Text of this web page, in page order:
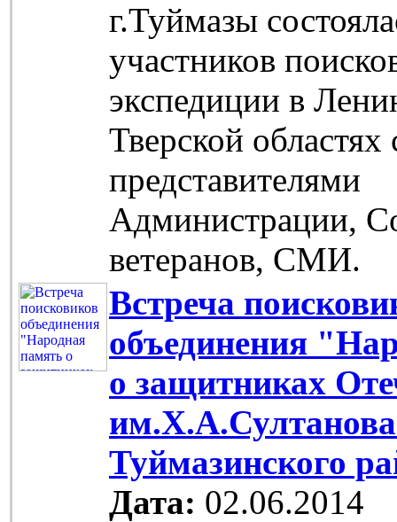
г.Туймазы
участников
экспедиции в
Тверской областях
представителями
Администрации,
ветеранов, СМИ.
Встреча
объединения
о защитниках
Туймазинского
Дата: 02.06.2014